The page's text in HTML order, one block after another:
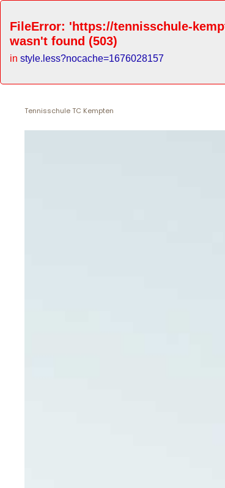
FileError: 'https://tennisschule-
wasn't found (503)
in style.less?nocache=1676028157
Tennisschule TC Kempten